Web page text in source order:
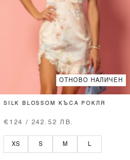
ОТНОВО НАЛИЧЕН
SILK BLOSSOM КЪСА РОКЛЯ
€124 / 242.52 ЛВ.
XS S M L